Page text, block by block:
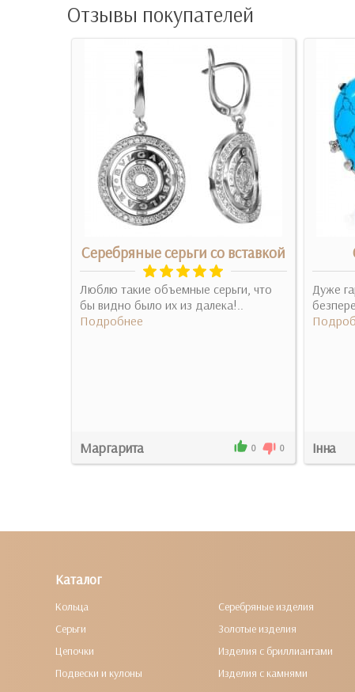
Отзывы покупателей
Серебряные серьги со вставкой
Люблю такие объемные серьги, что
бы видно было их из далека!..
Подробнее
Маргарита 0 0
Дуже
Інна
Каталог
Кольца
Серьги
Цепочки
Подвески и кулоны
Серебряные изделия
Золотые изделия
Изделия с бриллиантами
Изделия с камнями